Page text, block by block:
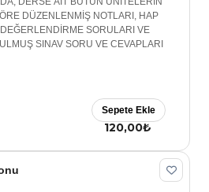
DÜZENLENMİŞ NOTLARI, HAP
SORULARI VE
SINAV SORU VE CEVAPLARI
120,00₺
Sepete Ekle